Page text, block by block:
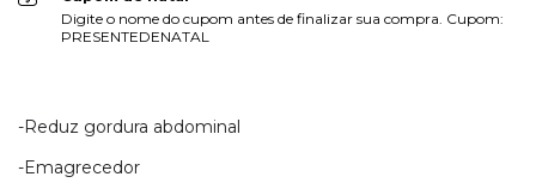
Digite o nome do cupom antes de finalizar sua compra. Cupom:
PRESENTEDENATAL
-Reduz gordura abdominal
-Emagrecedor